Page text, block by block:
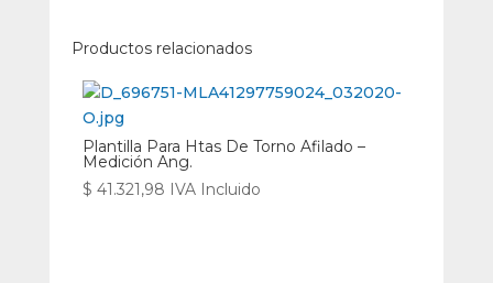
Productos relacionados
Plantilla Para Htas De Torno Afilado –
Medición Ang.
$ 41.321,98 IVA Incluido